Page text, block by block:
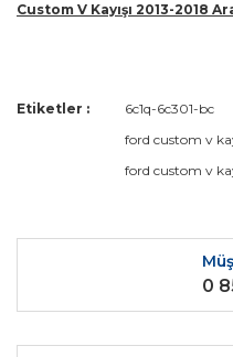
Custom V Kayışı 2013-2018
Bu ürüne ilk
Bu ürünün fiyat bilgisi,
kullanarak tarafımıza
Görüş ve önerileriniz için
Ürün açıklamasında
Ürün bilgilerinde hatalar
Ürün fiyatı diğer sitelerden
Bu ürüne benzer farklı
Etiketler : 6c1q-6c301-bc
ford custom v
ford custom v
0